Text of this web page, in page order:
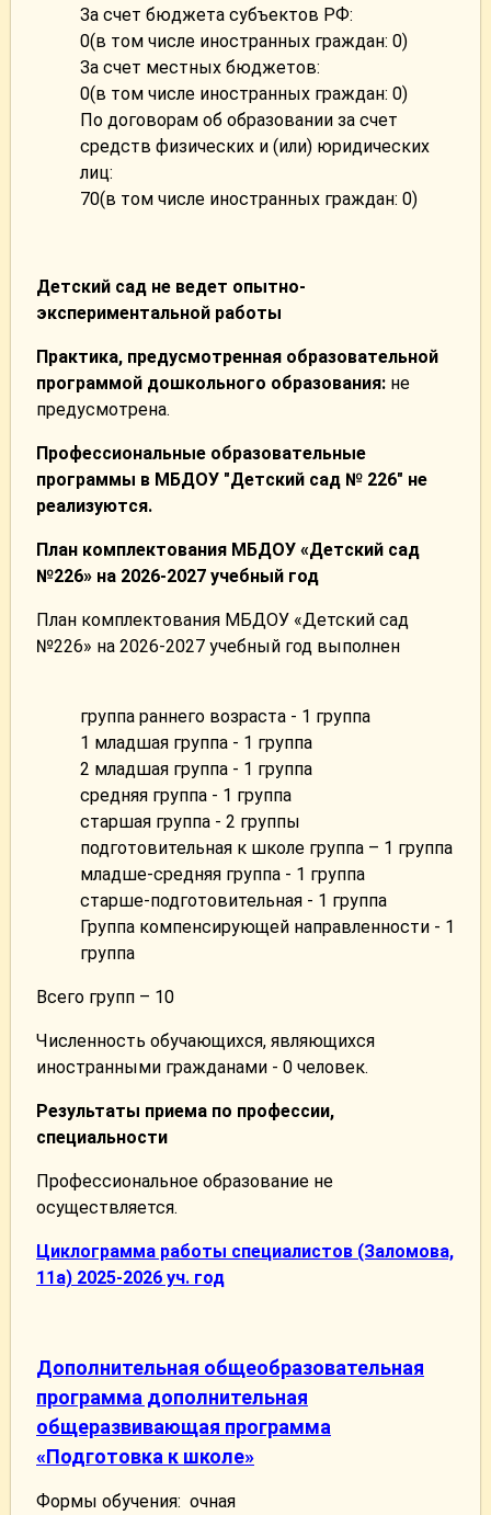
За счет бюджета субъектов РФ:
0(в том числе иностранных граждан: 0)
За счет местных бюджетов:
0(в том числе иностранных граждан: 0)
По договорам об образовании за счет
средств физических и (или) юридических
лиц:
70(в том числе иностранных граждан: 0)
Детский сад не ведет опытно-
экспериментальной работы
Практика, предусмотренная образовательной
программой дошкольного образования: не
предусмотрена.
Профессиональные образовательные
программы в МБДОУ "Детский сад № 226" не
реализуются.
План комплектования МБДОУ «Детский сад
№226» на 2026-2027 учебный год
План комплектования МБДОУ «Детский сад
№226» на 2026-2027 учебный год выполнен
группа раннего возраста - 1 группа
1 младшая группа - 1 группа
2 младшая группа - 1 группа
средняя группа - 1 группа
старшая группа - 2 группы
подготовительная к школе группа – 1 группа
младше-средняя группа - 1 группа
старше-подготовительная - 1 группа
Группа компенсирующей направленности - 1
группа
Всего групп – 10
Численность обучающихся, являющихся
иностранными гражданами - 0 человек.
Результаты приема по профессии,
специальности
Профессиональное образование не
осуществляется.
Циклограмма работы специалистов (Заломова,
11а) 2025-2026 уч. год
Дополнительная общеобразовательная
программа дополнительная
общеразвивающая программа
«Подготовка к школе»
Формы обучения: очная